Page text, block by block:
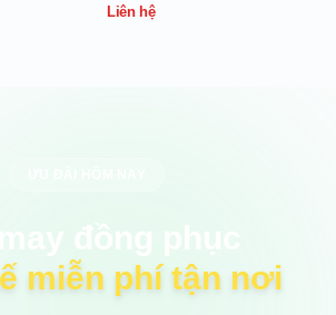
Liên hệ
miễn phí tận nơi